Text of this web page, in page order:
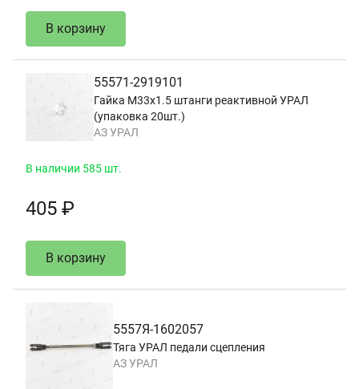
В корзину
55571-2919101
Гайка М33х1.5 штанги реактивной УРАЛ
(упаковка 20шт.)
АЗ УРАЛ
В наличии 585 шт.
405 ₽
В корзину
5557Я-1602057
Тяга УРАЛ педали сцепления
АЗ УРАЛ